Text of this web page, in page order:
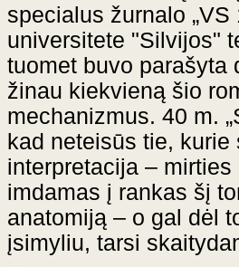
specialus žurnalo
universitete "Silvijos"
tuomet buvo parašyta
žinau kiekvieną šio
mechanizmus. 40 m.
kad neteisūs tie,
interpretacija –
imdamas į rankas šį
anatomiją – o gal dėl
įsimyliu, tarsi